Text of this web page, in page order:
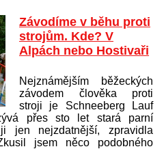
Závodíme v běhu proti
strojům. Kde? V
Alpách nebo Hostivaři
Nejznámějším běžeckých
závodem člověka proti
stroji je Schneeberg Lauf
přes sto let stará parní
jen nejzdatnější, zpravidla
jsem něco podobného